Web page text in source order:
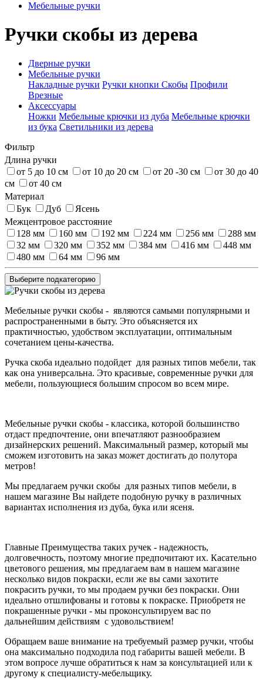
Мебельные ручки
Ручки скобы из дерева
Дверные ручки
Мебельные ручки
Накладные ручки Ручки кнопки Скобы Профили
Врезные
Аксессуары
Ножки Мебельные крючки из дуба Мебельные крючки
из бука Светильники из дерева
Фильтр
Длина ручки
от 5 до 10 см
от 10 до 20 см от 20 -30 см
от 30 до 40
см
от 40 см
Материал
Бук
Дуб
Ясень
Межцентровое расстояние
128 мм
160 мм 192 мм 224 мм 256 мм
288 мм
32 мм
320 мм 352 мм 384 мм 416 мм
448 мм
480 мм
64 мм 96 мм
Выберите подкатегорию
Мебельные ручки скобы - являются самыми популярными и
распространенными в быту. Это объясняется их
практичностью, удобством эксплуатации, оптимальным
сочетанием цены-качества.
Ручка скоба идеально подойдет для разных типов мебели, так
как она универсальна. Это красивые, современные ручки для
мебели, пользующиеся большим спросом во всем мире.
Мебельные ручки скобы - классика, которой большинство
отдаст предпочтение, они впечатляют разнообразием
дизайнерских решений. Максимальный размер, который мы
сможем изготовить на заказ может достигать до полутора
метров!
Мы предлагаем ручки скобы для разных типов мебели, в
нашем магазине Вы найдете подобную ручку в различных
вариантах исполнения из дуба, бука или ясеня.
Главные Преимущества таких ручек - надежность,
долговечность, поэтому многие предпочитают их. Касательно
цветового решения, мы предлагаем вам в нашем магазине
несколько видов покраски, если же вы сами захотите
покрасить ручки, то мы продаем ручки без покраски. Они
идеально отшлифованы и готовы к покраске. Приобретя не
покрашенные ручки - мы проконсультируем вас по
дальнейшим действиям с удовольствием!
Обращаем ваше внимание на требуемый размер ручки, чтобы
она максимально подходила под габариты вашей мебели. В
этом вопросе лучше обратиться к нам за консультацией или к
другому к специалисту-мебельщику.